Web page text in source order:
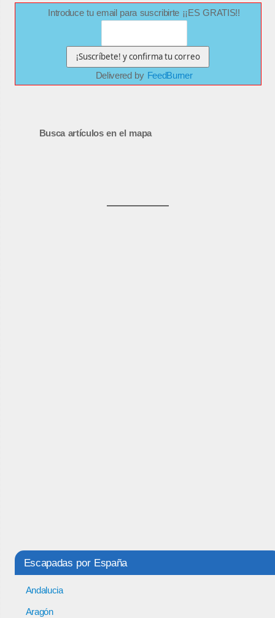
Introduce tu email para suscribirte ¡¡ES GRATIS!!
Delivered by FeedBurner
Busca artículos en el mapa
Escapadas por España
Andalucia
Aragón